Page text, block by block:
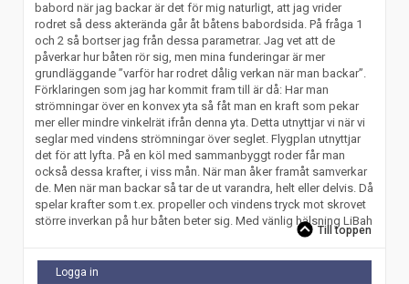
babord när jag backar är det för mig naturligt, att jag vrider
rodret så dess akterända går åt båtens babordsida. På fråga 1
och 2 så bortser jag från dessa parametrar. Jag vet att de
påverkar hur båten rör sig, men mina funderingar är mer
grundläggande ”varför har rodret dålig verkan när man backar”.
Förklaringen som jag har kommit fram till är då: Har man
strömningar över en konvex yta så fåt man en kraft som pekar
mer eller mindre vinkelrät ifrån denna yta. Detta utnyttjar vi när vi
seglar med vindens strömningar över seglet. Flygplan utnyttjar
det för att lyfta. På en köl med sammanbyggt roder får man
också dessa krafter, i viss mån. När man åker framåt samverkar
de. Men när man backar så tar de ut varandra, helt eller delvis. Då
spelar krafter som t.ex. propeller och vindens tryck mot skrovet
större inverkan på hur båten beter sig. Med vänlig hälsning LiBah
Till toppen
Logga in